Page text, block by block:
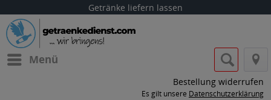
Getränke liefern lassen
Menü
Bestellung widerrufen
Es gilt unsere Datenschutzerklärung